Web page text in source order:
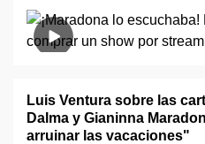
Luis Ventura sobre las
Dalma y Gianinna
arruinar las vacaciones"